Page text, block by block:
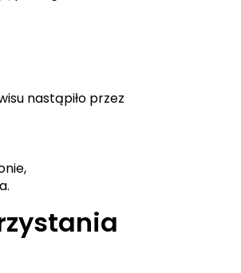
nastąpiło przez